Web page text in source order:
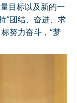
目标以及新的一
“团结、奋进、求
努力奋斗，“梦